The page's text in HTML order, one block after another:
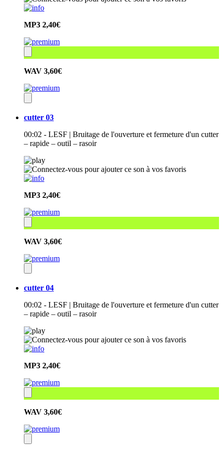
MP3 2,40€
WAV 3,60€
cutter 03
00:02 - LESF | Bruitage de l'ouverture et fermeture d'un cutter
– rapide – outil – rasoir
MP3 2,40€
WAV 3,60€
cutter 04
00:02 - LESF | Bruitage de l'ouverture et fermeture d'un cutter
– rapide – outil – rasoir
MP3 2,40€
WAV 3,60€